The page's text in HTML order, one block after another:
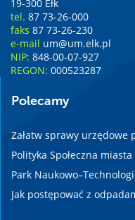
19-300 Ełk
tel. 87 73-26-000
faks 87 73-26-230
e-mail um@um.elk.pl
NIP: 848-00-07-927
REGON: 000523287
Polecamy
Załatw sprawy urzędowe
Polityka Społeczna miasta
Park
Jak postępować z